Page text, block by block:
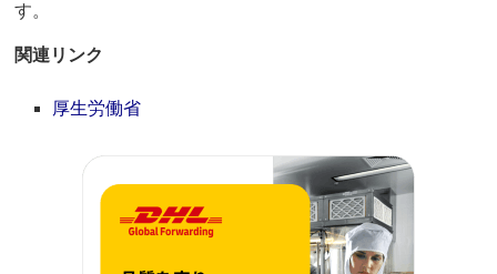
す。
関連リンク
厚生労働省